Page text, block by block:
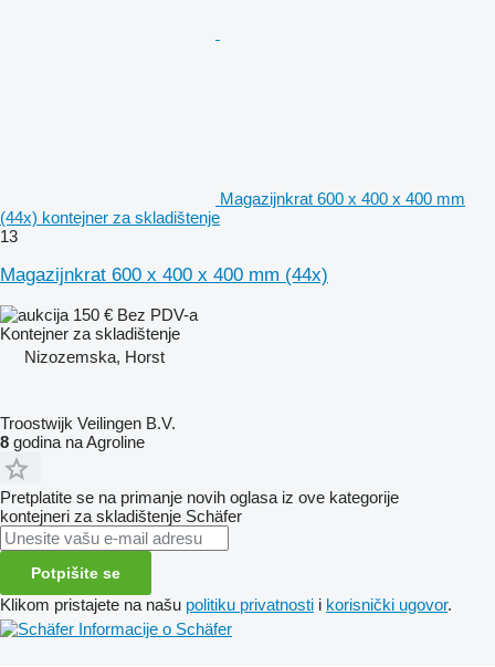
Magazijnkrat 600 x 400 x 400 mm
(44x) kontejner za skladištenje
13
Magazijnkrat 600 x 400 x 400 mm (44x)
150 € Bez PDV-a
Kontejner za skladištenje
Nizozemska, Horst
Troostwijk Veilingen B.V.
8 godina na Agroline
Pretplatite se na primanje novih oglasa iz ove kategorije
kontejneri za skladištenje Schäfer
Potpišite se
Klikom pristajete na našu politiku privatnosti i korisnički ugovor.
Informacije o Schäfer